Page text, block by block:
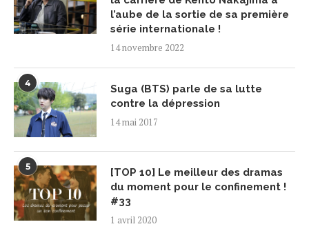
l’aube de la sortie de sa première
série internationale !
14 novembre 2022
4
Suga (BTS) parle de sa lutte
contre la dépression
14 mai 2017
5
[TOP 10] Le meilleur des dramas
du moment pour le confinement !
#33
1 avril 2020